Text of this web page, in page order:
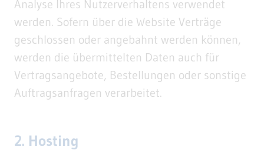
Analyse Ihres Nutzerverhaltens verwendet
werden. Sofern über die Website Verträge
geschlossen oder angebahnt werden können,
werden die übermittelten Daten auch für
Vertragsangebote, Bestellungen oder sonstige
Auftragsanfragen verarbeitet.
2. Hosting